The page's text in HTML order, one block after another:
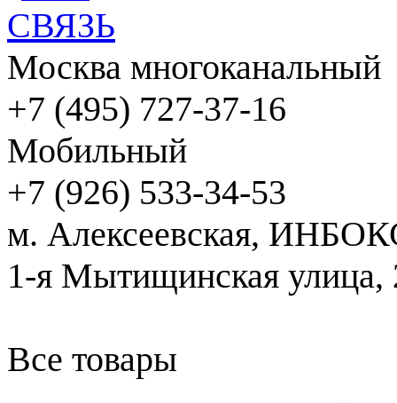
Москва многоканальный
+7 (495) 727-37-16
Мобильный
+7 (926) 533-34-53
м. Алексеевская,
1-я Мытищинская улица,
Все товары